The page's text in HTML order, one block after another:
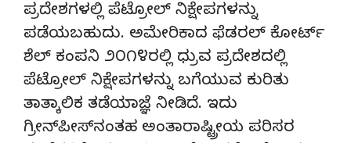
ಪ್ರದೇಶಗಳಲ್ಲಿ ಪೆಟ್ರೋಲ್ ನಿಕ್ಷೇಪಗಳನ್ನು
ಪಡೆಯಬಹುದು. ಅಮೇರಿಕಾದ ಫೆಡರಲ್ ಕೋರ್ಟ್
ಶೆಲ್ ಕಂಪನಿ ೨೦೧೪ರಲ್ಲಿ ಧ್ರುವ ಪ್ರದೇಶದಲ್ಲಿ
ಪೆಟ್ರೋಲ್ ನಿಕ್ಷೇಪಗಳನ್ನು ಬಗೆಯುವ ಕುರಿತು
ತಾತ್ಕಾಲಿಕ ತಡೆಯಾಜ್ಞೆ ನೀಡಿದೆ. ಇದು
ಗ್ರೀನ್‌ಪೀಸ್‌ನಂತಹ ಅಂತಾರಾಷ್ಟ್ರೀಯ ಪರಿಸರ